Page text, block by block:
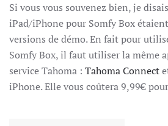
Si vous vous souvenez bien, je
iPad/iPhone pour Somfy Box
versions de démo. En fait pour
Somfy Box, il faut utiliser la même
service Tahoma : Tahoma Connect
iPhone. Elle vous coûtera 9,99€